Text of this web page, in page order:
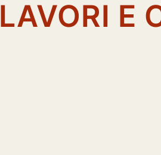
LAVORI E